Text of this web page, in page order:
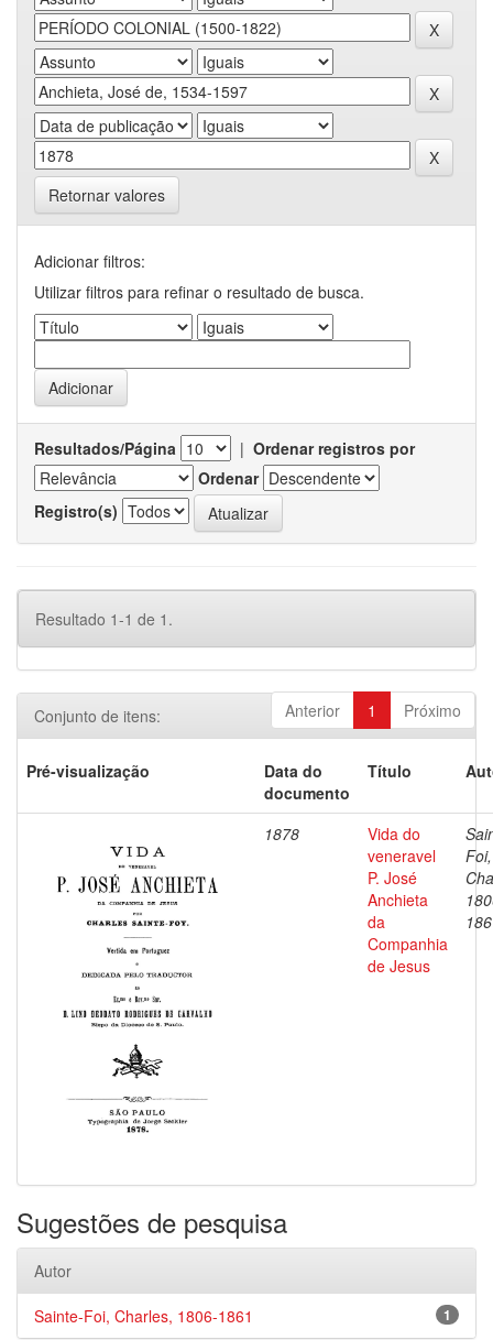
Retornar valores
Adicionar filtros:
Utilizar filtros para refinar o resultado de busca.
Resultados/Página | Ordenar registros por
Ordenar
Registro(s)
Resultado 1-1 de 1.
Anterior 1 Próximo
Conjunto de itens:
Pré-visualização
Data do
documento
Título
1878
Vida do
veneravel
P. José
Anchieta
da
Companhia
de Jesus
Foi,
Sugestões de pesquisa
Autor
1
Sainte-Foi, Charles, 1806-1861